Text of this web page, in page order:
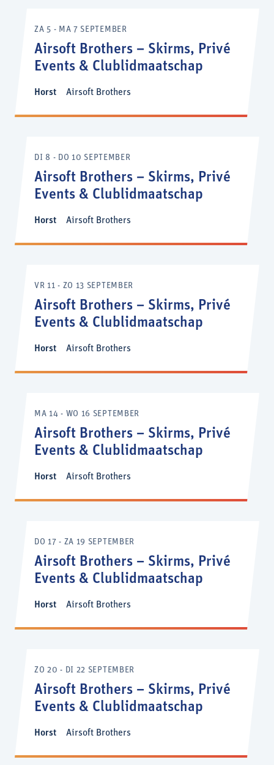
ZA 5 - MA 7 SEPTEMBER
Airsoft Brothers – Skirms, Privé
Events & Clublidmaatschap
Horst Airsoft Brothers
DI 8 - DO 10 SEPTEMBER
Airsoft Brothers – Skirms, Privé
Events & Clublidmaatschap
Horst Airsoft Brothers
VR 11 - ZO 13 SEPTEMBER
Airsoft Brothers – Skirms, Privé
Events & Clublidmaatschap
Horst Airsoft Brothers
MA 14 - WO 16 SEPTEMBER
Airsoft Brothers – Skirms, Privé
Events & Clublidmaatschap
Horst Airsoft Brothers
DO 17 - ZA 19 SEPTEMBER
Airsoft Brothers – Skirms, Privé
Events & Clublidmaatschap
Horst Airsoft Brothers
ZO 20 - DI 22 SEPTEMBER
Airsoft Brothers – Skirms, Privé
Events & Clublidmaatschap
Horst Airsoft Brothers